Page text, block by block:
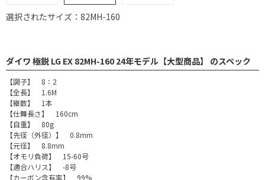
選択されたサイズ：82MH-160
ダイワ 極鋭 LG EX 82MH-160 24年モデル【大型商品】 のスペック
【調子】 8：2
【全長】 1.6M
【継数】 1本
【仕舞長さ】 160cm
【自重】 80g
【先径（外径）】 0.8mm
【元径】 8.8mm
【オモリ負荷】 15-60号
【適合ハリス】 -8号
【カーボン含有率】 99%